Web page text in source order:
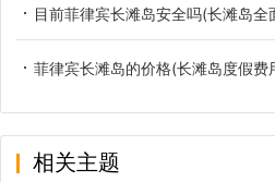
目前菲律宾长滩岛安全吗(长滩岛全
菲律宾长滩岛的价格(长滩岛度假费
相关主题